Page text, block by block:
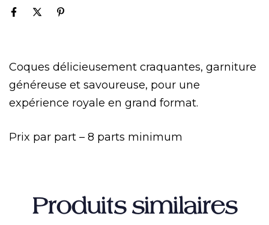
Coques délicieusement craquantes, garniture
généreuse et savoureuse, pour une
expérience royale en grand format.
Prix par part – 8 parts minimum
Produits similaires